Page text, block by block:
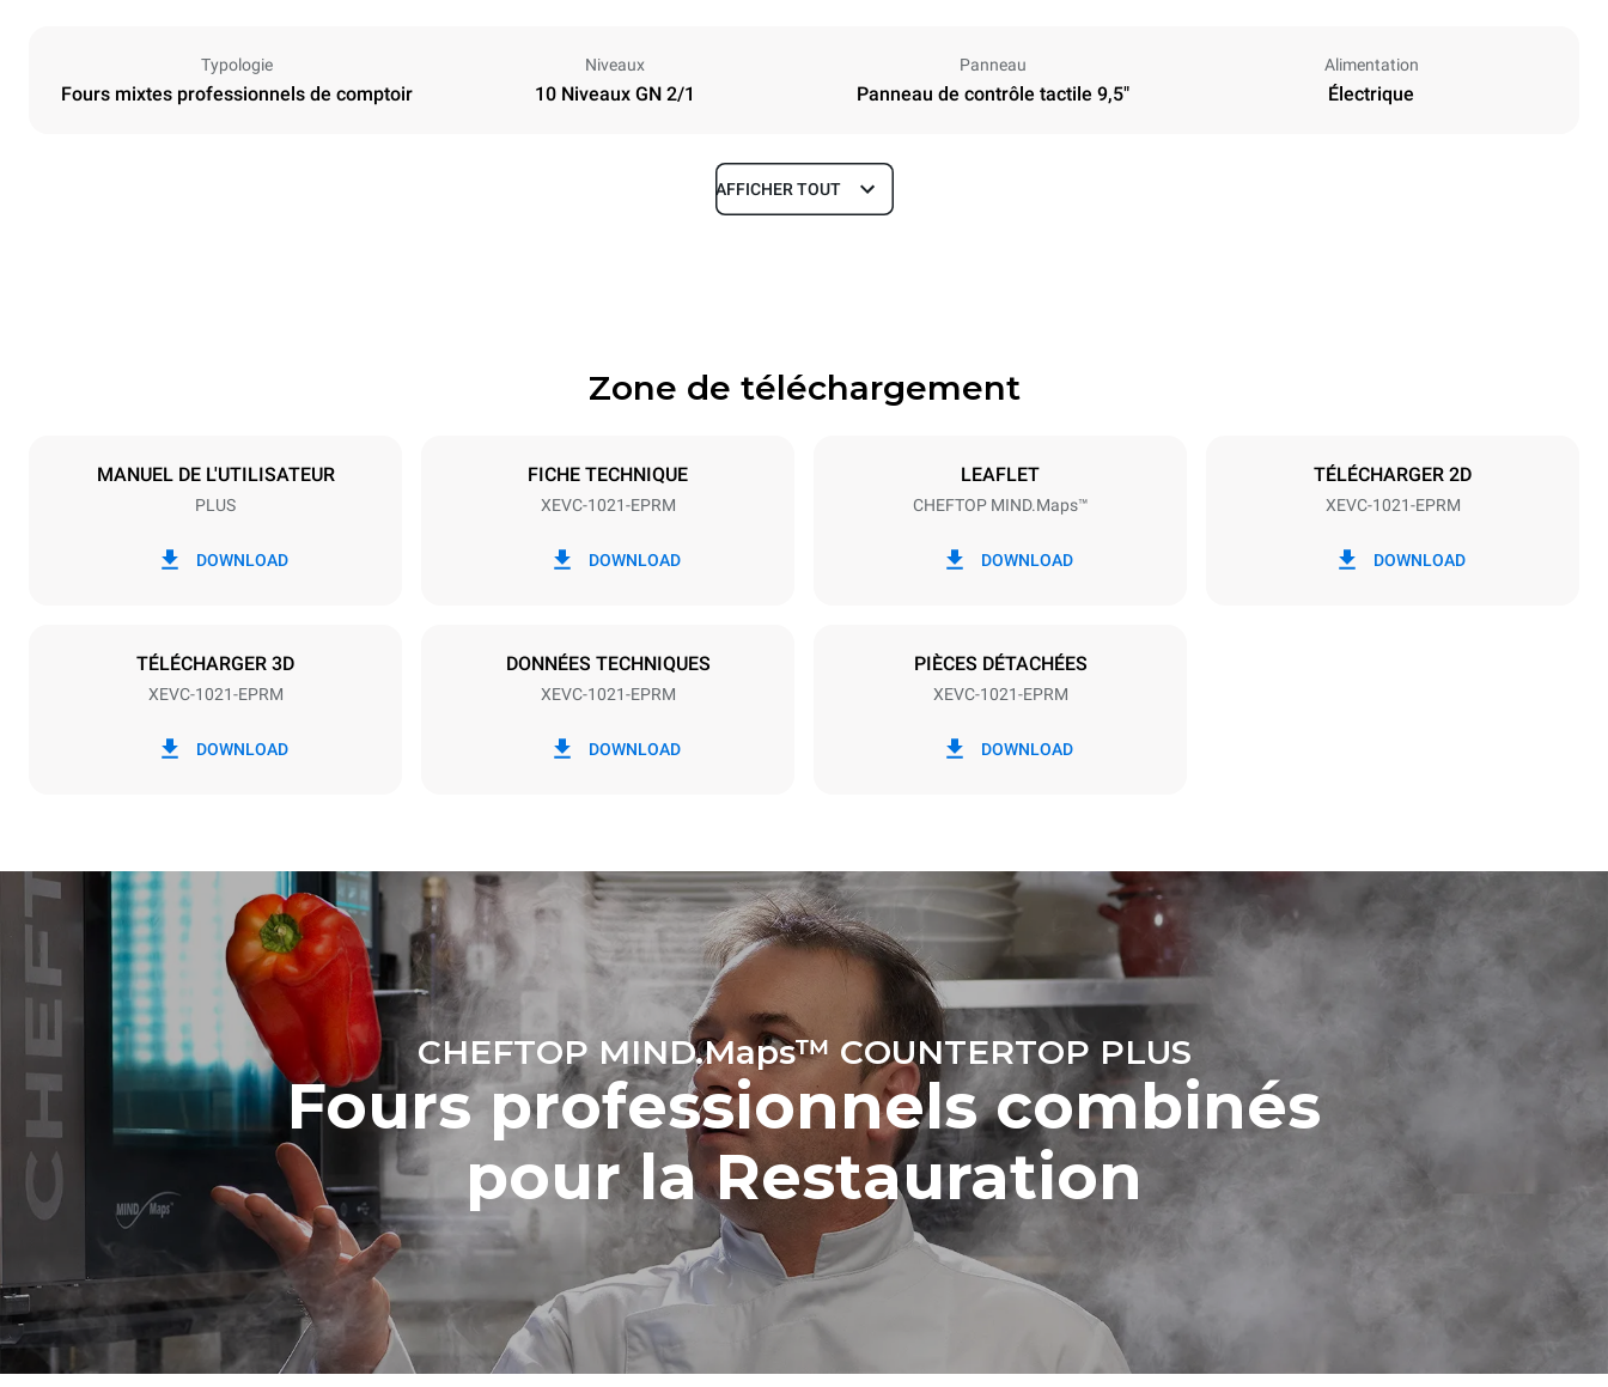
Typologie
Fours mixtes professionnels de comptoir
Niveaux
10 Niveaux GN 2/1
Panneau
Panneau de contrôle tactile 9,5"
Alimentation
Électrique
Profondeur
Taille de la plaque
380-415V 3N~ / 220-240V 3~
ces dernières peuvent être éliminées en
choisissant d'acheter de l'énergie produite
à partir de sources renouvelables.
Estimation calculée sur la base des nettoyages
hebdomadaires suivants (52 semaines/an) :
7 nettoyages longs
AFFICHER TOUT
Zone de téléchargement
MANUEL DE L'UTILISATEUR
PLUS
DOWNLOAD
FICHE TECHNIQUE
XEVC-1021-EPRM
DOWNLOAD
LEAFLET
CHEFTOP MIND.Maps™
DOWNLOAD
TÉLÉCHARGER 2D
XEVC-1021-EPRM
DOWNLOAD
TÉLÉCHARGER 3D
XEVC-1021-EPRM
DOWNLOAD
DONNÉES TECHNIQUES
XEVC-1021-EPRM
DOWNLOAD
PIÈCES DÉTACHÉES
XEVC-1021-EPRM
DOWNLOAD
CHEFTOP MIND.Maps™ COUNTERTOP PLUS
Fours professionnels combinés
pour la Restauration